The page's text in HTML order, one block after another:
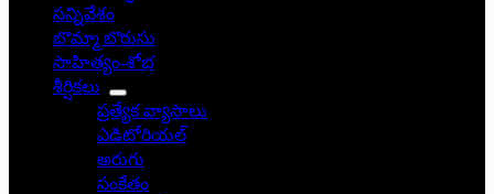
సన్నివేశం
బొమ్మా బొరుసు
సాహిత్యం-శోభ
శీర్షికలు
ప్రత్యేక వ్యాసాలు
ఎడిటోరియల్
అరుగు
సంకేతం